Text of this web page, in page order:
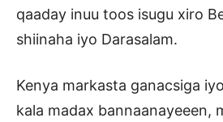
qaaday inuu toos isugu xiro
shiinaha iyo Darasalam.
Kenya markasta ganacsiga
kala madax bannaanayeeen,